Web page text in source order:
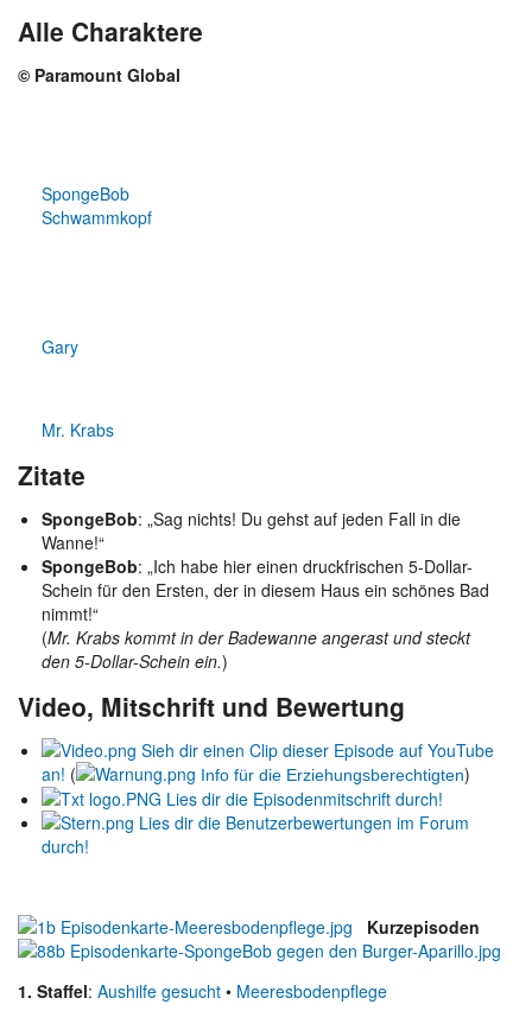
Alle Charaktere
© Paramount Global
SpongeBob
Schwammkopf
Gary
Mr. Krabs
Zitate
SpongeBob: „Sag nichts! Du gehst auf jeden Fall in die
Wanne!“
SpongeBob: „Ich habe hier einen druckfrischen 5-Dollar-
Schein für den Ersten, der in diesem Haus ein schönes Bad
nimmt!“
(Mr. Krabs kommt in der Badewanne angerast und steckt
den 5-Dollar-Schein ein.)
Video, Mitschrift und Bewertung
Sieh dir einen Clip dieser Episode auf YouTube
an! ( Info für die Erziehungsberechtigten)
Lies dir die Episodenmitschrift durch!
Lies dir die Benutzerbewertungen im Forum
durch!
Kurzepisoden
1. Staffel: Aushilfe gesucht • Meeresbodenpflege